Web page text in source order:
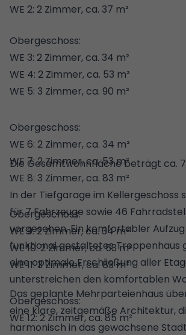
WE 2: 2 Zimmer, ca. 37 m²
Obergeschoss:
WE 3: 2 Zimmer, ca. 34 m²
WE 4: 2 Zimmer, ca. 53 m²
WE 5: 3 Zimmer, ca. 90 m²
Obergeschoss:
WE 6: 2 Zimmer, ca. 34 m²
WE 7: 2 Zimmer, ca. 53 m²
WE 8: 3 Zimmer, ca. 83 m²
Obergeschoss:
WE 9: 2 Zimmer, ca. 34 m²
WE 10: 2 Zimmer, ca. 53 m²
WE 11: 3 Zimmer, ca. 83 m²
Obergeschoss:
WE 12: 2 Zimmer, ca. 85 m²
Die Gesamtwohnfläche beträgt ca.
In der Tiefgarage im Kellergeschoss
für 7 Fahrzeuge sowie 46
vorgesehen. Ein komfortabler Aufzug
funktional gestaltetes Treppenhaus
eine optimale Erschließung aller
unterstreichen den komfortablen
Das geplante Mehrparteienhaus
eine klare, zeitgemäße Architektur,
harmonisch in das gewachsene